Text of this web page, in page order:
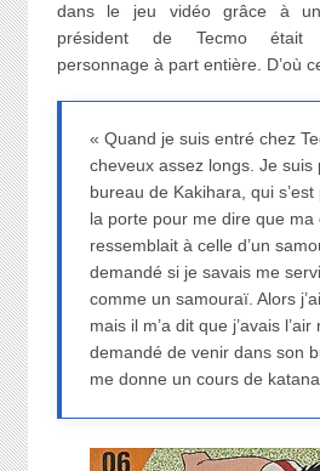
dans le jeu vidéo grâce à
président de Tecmo était
personnage à part entière. D’où
« Quand je suis entré chez
cheveux assez longs. Je suis
bureau de Kakihara, qui s’est
la porte pour me dire que ma
ressemblait à celle d’un
demandé si je savais me
comme un samouraï. Alors
mais il m’a dit que j’avais l’air
demandé de venir dans son
me donne un cours de